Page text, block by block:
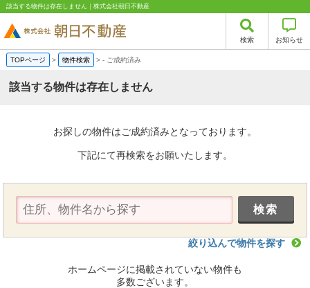
該当する物件は存在しません｜株式会社朝日不動産
検索 お知らせ
TOPページ > 物件検索 >- ご成約済み
該当する物件は存在しません
お探しの物件はご成約済みとなっております。
下記にて再検索をお願いたします。
絞り込んで物件を探す
ホームページに掲載されていない物件も
多数ございます。